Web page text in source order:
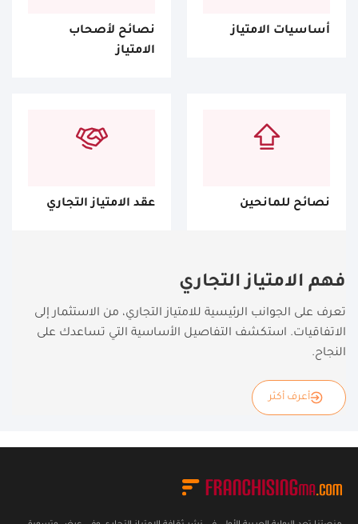
أساسيات الامتياز
نصائح لأصحاب
الامتياز
نصائح للمانحين عقد الامتياز التجاري
فهم الامتياز التجاري
تعرف على الجوانب الرئيسية للامتياز التجاري، من الاستثمار إلى
الاتفاقيات. استكشف التفاصيل الأساسية التي تساعدك على
النجاح.
أعرف أكثر